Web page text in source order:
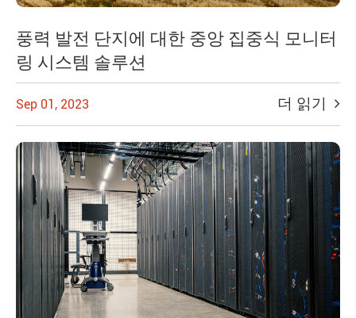
풍력 발전 단지에 대한 중앙 집중식 모니터
링 시스템 솔루션
Sep 01, 2023 더 읽기